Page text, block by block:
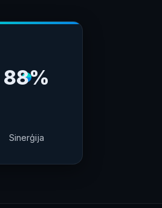
88%
Sinerģija